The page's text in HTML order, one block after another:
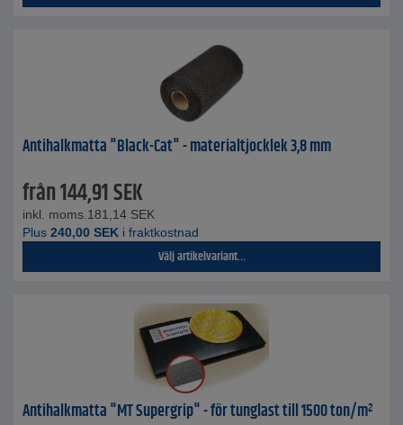
Antihalkmatta "Black-Cat" - materialtjocklek 3,8 mm
från144,91SEK
inkl. moms. 181,14 SEK
Plus 240,00 SEK i fraktkostnad
Välj artikelvariant...
Antihalkmatta "MT Supergrip" - för tunglast till 1500 ton/m²